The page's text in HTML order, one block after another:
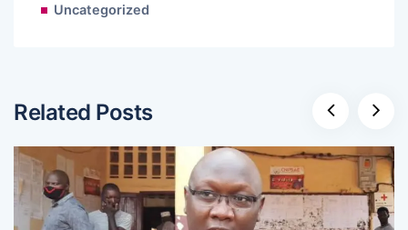
Uncategorized
Related Posts